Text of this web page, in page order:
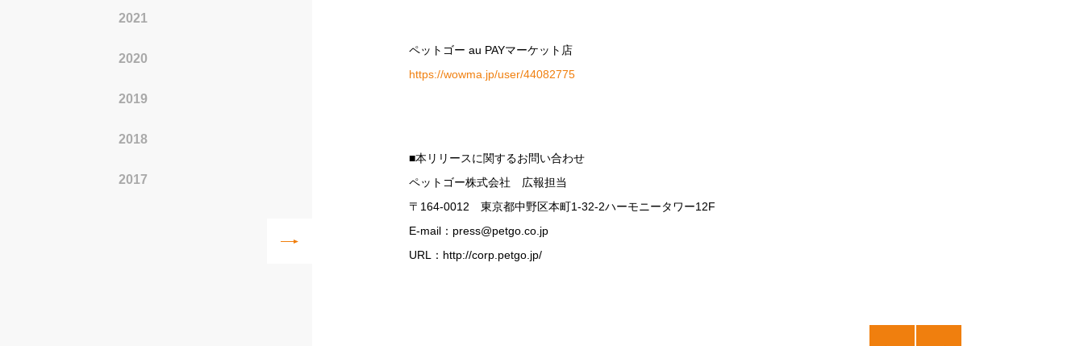
ペットゴー au PAYマーケット店
https://wowma.jp/user/44082775
■本リリースに関するお問い合わせ
ペットゴー株式会社 広報担当
〒164-0012 東京都中野区本町1-32-2ハーモニータワー12F
E-mail：press@petgo.co.jp
URL：http://corp.petgo.jp/
2021
2020
2019
2018
2017